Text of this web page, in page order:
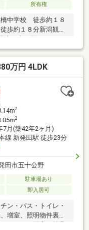
所有権
中学校 徒歩約１８
約１８分新潟観光
４台可能■パパまる
■各居室にガスコン
ペース４台可(軽自動
路（遊歩道）が通
♪■玄関ドアは引き戸
万円 4LDK
2
2
7月(築42年2ヶ月)
線 新発田駅 徒歩23分
田市五十公野
駐車場あり
即入居可
ン・バス・トイレ・
増室、照明物件裏に